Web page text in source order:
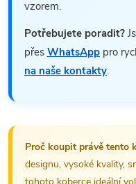
vzorem.
Potřebujete poradit?
přes WhatsApp pro
na naše kontakty.
Proč koupit právě tento
designu, vysoké kvality,